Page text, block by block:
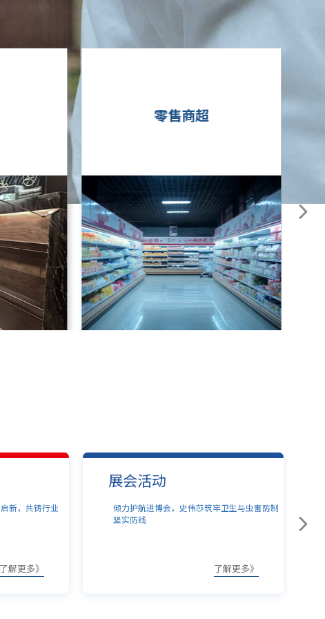
工业制造业
生与虫害防制
了解更多》
并购与整合
喜报！史伟莎集团强势揽入双强，铸就亚洲卫
生及虫控服务新标杆
了解更多》